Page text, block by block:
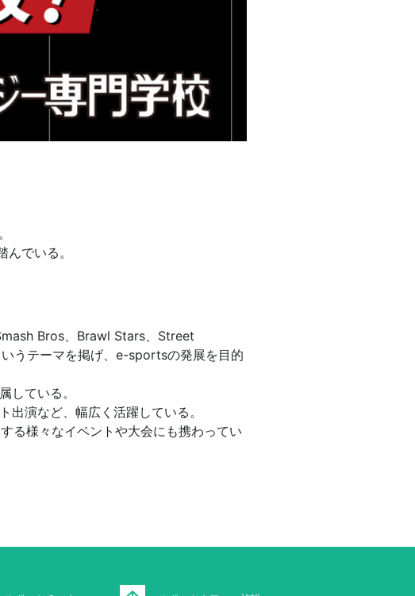
でいる。
Bros、Brawl Stars、Street
うテーマを掲げ、e-sportsの発展を目的
している。
演など、幅広く活躍している。
る様々なイベントや大会にも携わってい